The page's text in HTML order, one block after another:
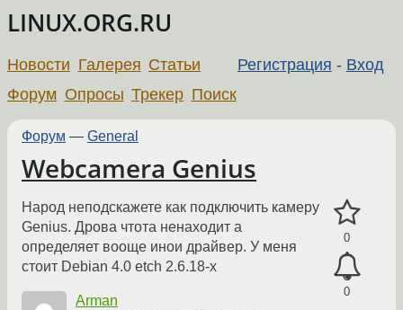
LINUX.ORG.RU
Регистрация - Вход
Новости Галерея Статьи
Форум Опросы Трекер Поиск
Форум — General
Webcamera Genius
0
0
Народ неподскажете как подключить камеру
Genius. Дрова чтота ненаходит а
определяет вооще инои драйвер. У меня
стоит Debian 4.0 etch 2.6.18-x
Arman